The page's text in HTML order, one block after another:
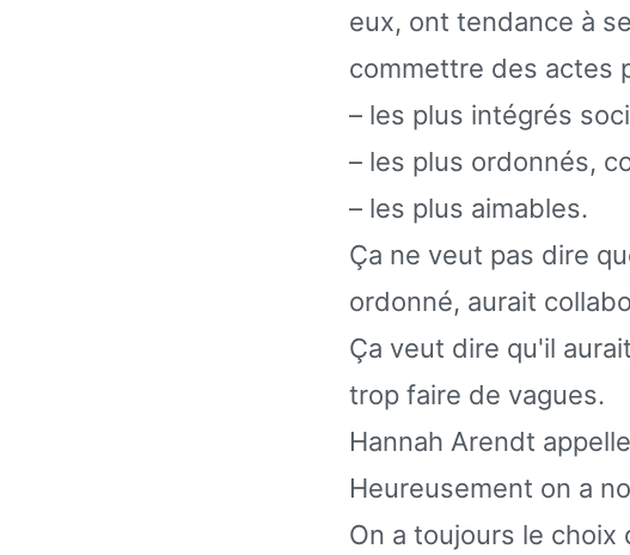
eux, ont tendance à
commettre des actes
– les plus intégrés
– les plus ordonnés,
– les plus aimables.
Ça ne veut pas dire
ordonné, aurait
Ça veut dire qu'il
trop faire de vagues.
Hannah Arendt
Heureusement on a
On a toujours le choix